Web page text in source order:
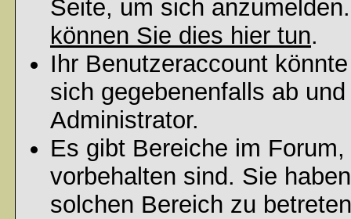
Seite, um sich
können Sie dies hier tun.
Ihr Benutzeraccount
sich gegebenenfalls ab
Administrator.
Es gibt Bereiche im
vorbehalten sind. Sie
solchen Bereich zu